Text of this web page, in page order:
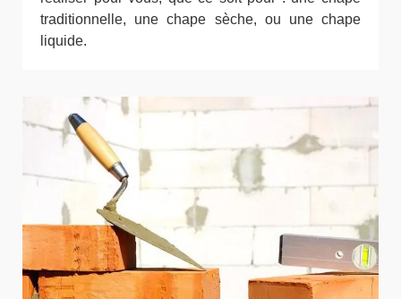
traditionnelle, une chape sèche, ou une chape
liquide.